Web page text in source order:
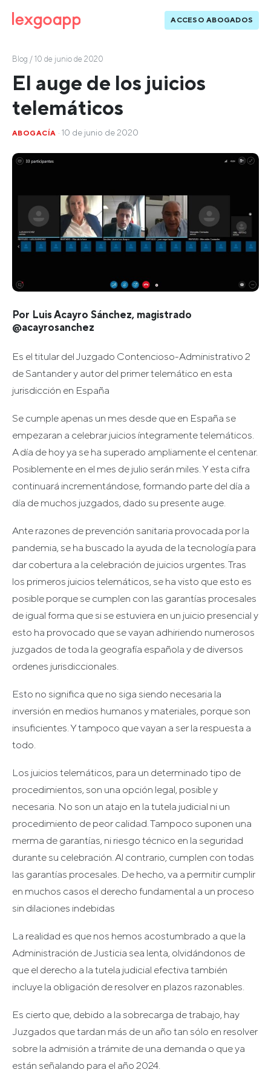
ACCESO ABOGADOS
Blog / 10 de junio de 2020
El auge de los juicios
telemáticos
ABOGACÍA · 10 de junio de 2020
Por Luis Acayro Sánchez, magistrado
@acayrosanchez
Es el titular del Juzgado Contencioso-Administrativo 2
de Santander y autor del primer telemático en esta
jurisdicción en España
Se cumple apenas un mes desde que en España se
empezaran a celebrar juicios íntegramente telemáticos.
A día de hoy ya se ha superado ampliamente el centenar.
Posiblemente en el mes de julio serán miles. Y esta cifra
continuará incrementándose, formando parte del día a
día de muchos juzgados, dado su presente auge.
Ante razones de prevención sanitaria provocada por la
pandemia, se ha buscado la ayuda de la tecnología para
dar cobertura a la celebración de juicios urgentes. Tras
los primeros juicios telemáticos, se ha visto que esto es
posible porque se cumplen con las garantías procesales
de igual forma que si se estuviera en un juicio presencial y
esto ha provocado que se vayan adhiriendo numerosos
juzgados de toda la geografía española y de diversos
ordenes jurisdiccionales.
Esto no significa que no siga siendo necesaria la
inversión en medios humanos y materiales, porque son
insuficientes. Y tampoco que vayan a ser la respuesta a
todo.
Los juicios telemáticos, para un determinado tipo de
procedimientos, son una opción legal, posible y
necesaria. No son un atajo en la tutela judicial ni un
procedimiento de peor calidad. Tampoco suponen una
merma de garantías, ni riesgo técnico en la seguridad
durante su celebración. Al contrario, cumplen con todas
las garantías procesales. De hecho, va a permitir cumplir
en muchos casos el derecho fundamental a un proceso
sin dilaciones indebidas
La realidad es que nos hemos acostumbrado a que la
Administración de Justicia sea lenta, olvidándonos de
que el derecho a la tutela judicial efectiva también
incluye la obligación de resolver en plazos razonables.
Es cierto que, debido a la sobrecarga de trabajo, hay
Juzgados que tardan más de un año tan sólo en resolver
sobre la admisión a trámite de una demanda o que ya
están señalando para el año 2024.